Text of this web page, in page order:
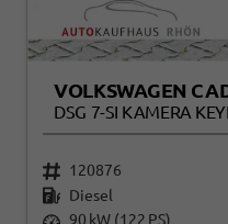
VOLKSWAGEN
DSG 7-SI KAMERA
120876
Diesel
90 kW (122 PS)